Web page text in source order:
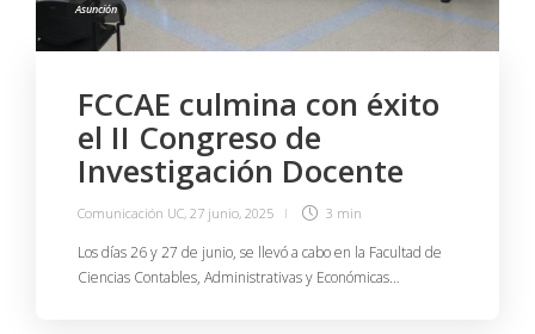
Asunción
FCCAE culmina con éxito
el II Congreso de
Investigación Docente
Comunicación UC, 27 junio, 2025 3 min
Los días 26 y 27 de junio, se llevó a cabo en la Facultad de
Ciencias Contables, Administrativas y Económicas…